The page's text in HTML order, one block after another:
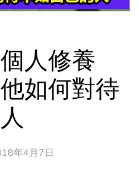
人修養
如何對待
年4月7日